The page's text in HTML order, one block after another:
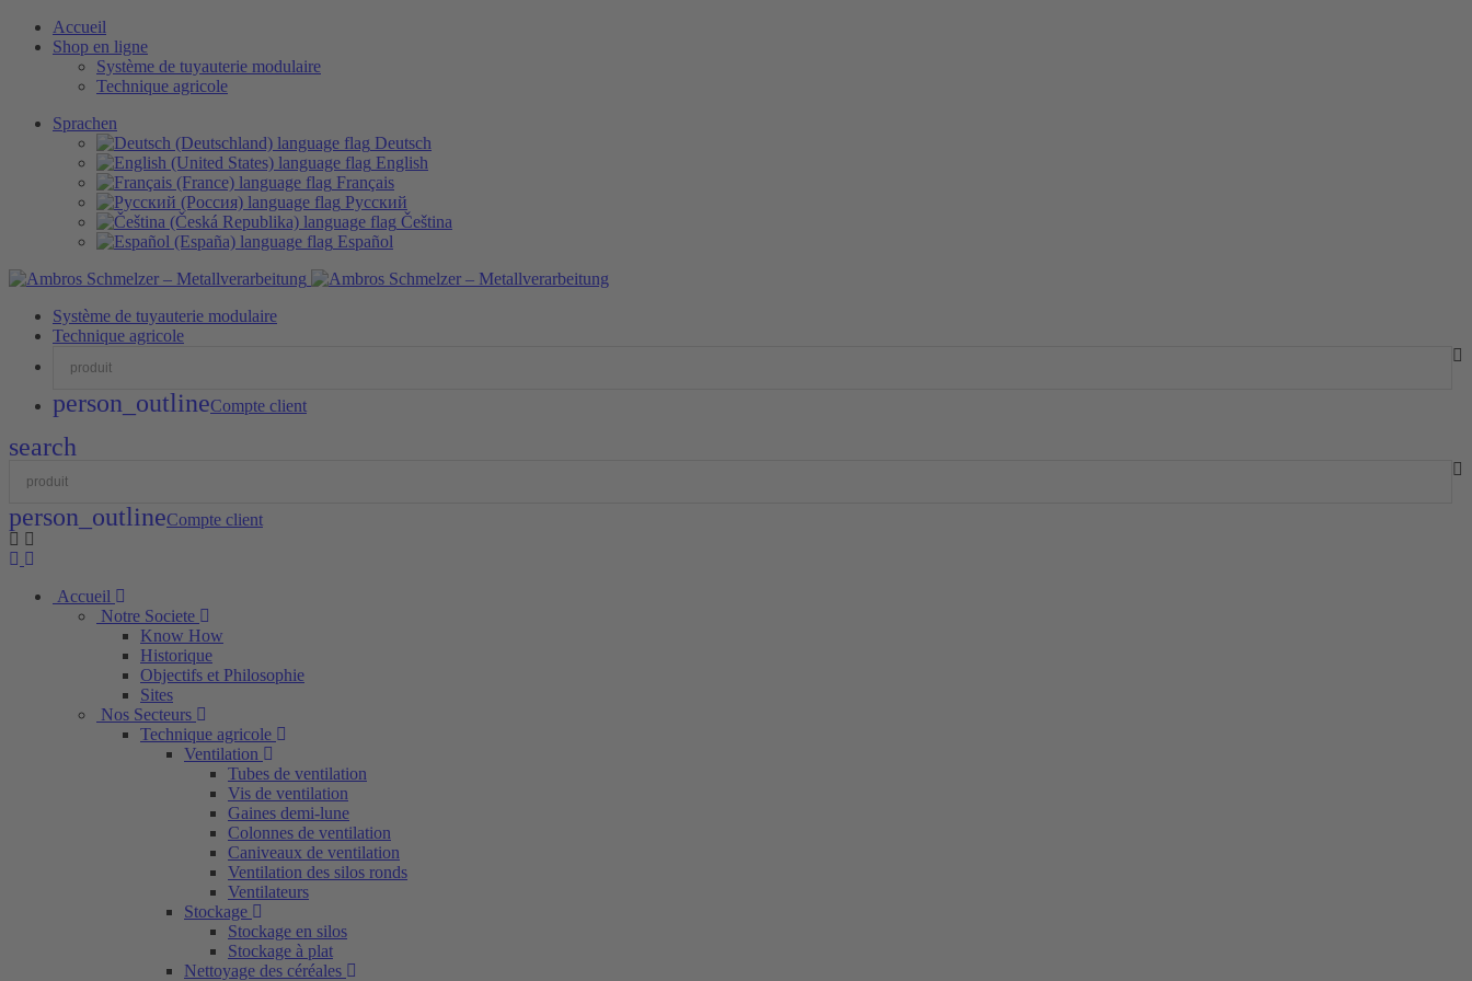
Accueil
Shop en ligne
Système de tuyauterie modulaire
Technique agricole
Sprachen
Deutsch
English
Français
Русский
Čeština
Español
Système de tuyauterie modulaire
Technique agricole
person_outlineCompte client
search
person_outlineCompte client
Accueil
Notre Societe
Know How
Historique
Objectifs et Philosophie
Sites
Nos Secteurs
Technique agricole
Ventilation
Tubes de ventilation
Vis de ventilation
Gaines demi-lune
Colonnes de ventilation
Caniveaux de ventilation
Ventilation des silos ronds
Ventilateurs
Stockage
Stockage en silos
Stockage à plat
Nettoyage des céréales